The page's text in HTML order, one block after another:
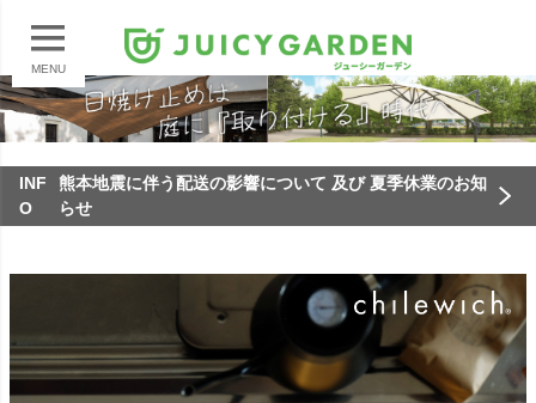
MENU
INF
O
熊本地震に伴う配送の影響について 及び 夏季休業のお知
らせ